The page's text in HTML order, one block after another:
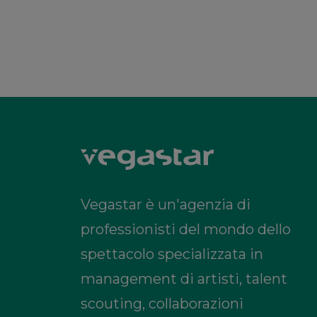
Vegastar è un'agenzia di
professionisti del mondo dello
spettacolo specializzata in
management di artisti, talent
scouting, collaborazioni